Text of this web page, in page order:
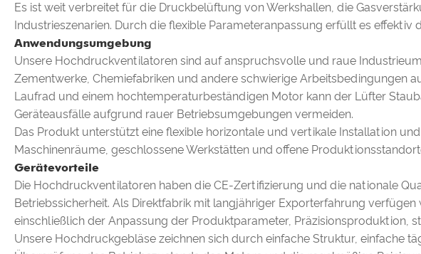
Es ist weit verbreitet für die Druckbelüftung von Werkshallen, die
Industrieszenarien. Durch die flexible Parameteranpassung erfüllt es
Anwendungsumgebung
Unsere Hochdruckventilatoren sind auf anspruchsvolle und raue
Zementwerke, Chemiefabriken und andere schwierige Arbeitsbedingungen
Laufrad und einem hochtemperaturbeständigen Motor kann der Lüfter
Geräteausfälle aufgrund rauer Betriebsumgebungen vermeiden.
Das Produkt unterstützt eine flexible horizontale und vertikale Installation
Maschinenräume, geschlossene Werkstätten und offene
Gerätevorteile
Die Hochdruckventilatoren haben die CE-Zertifizierung und die nationale
Betriebssicherheit. Als Direktfabrik mit langjähriger Exporterfahrung
einschließlich der Anpassung der Produktparameter, Präzisionsproduktion,
Unsere Hochdruckgebläse zeichnen sich durch einfache Struktur, einfache